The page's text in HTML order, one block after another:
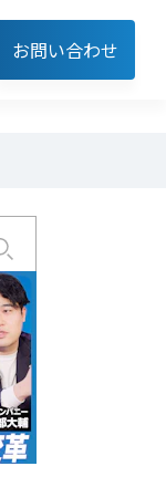
お問い合わせ